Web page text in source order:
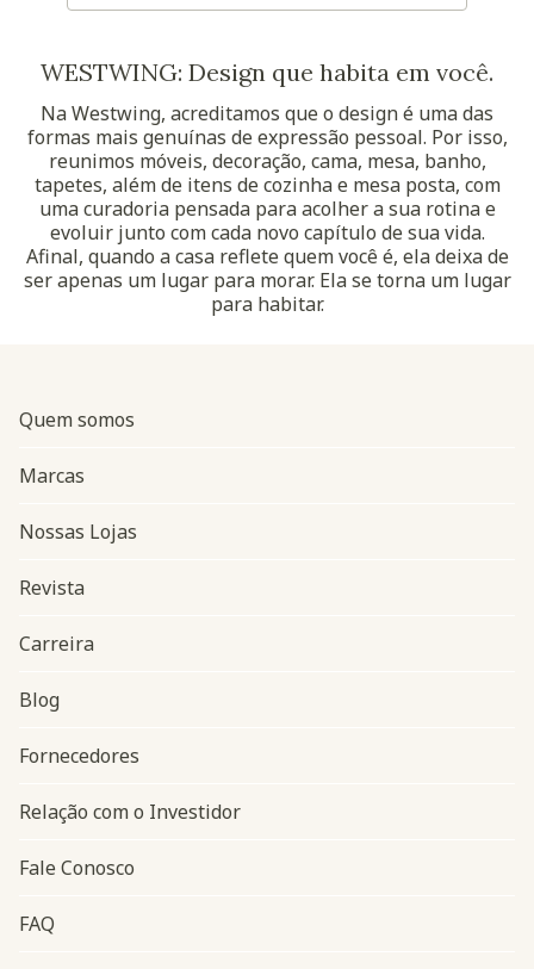
WESTWING: Design que habita em você.
Na Westwing, acreditamos que o design é uma das
formas mais genuínas de expressão pessoal. Por isso,
reunimos móveis, decoração, cama, mesa, banho,
tapetes, além de itens de cozinha e mesa posta, com
uma curadoria pensada para acolher a sua rotina e
evoluir junto com cada novo capítulo de sua vida.
Afinal, quando a casa reflete quem você é, ela deixa de
ser apenas um lugar para morar. Ela se torna um lugar
para habitar.
Navegação do rodapé
Quem somos
Marcas
Nossas Lojas
Revista
Carreira
Blog
Fornecedores
Relação com o Investidor
Fale Conosco
FAQ